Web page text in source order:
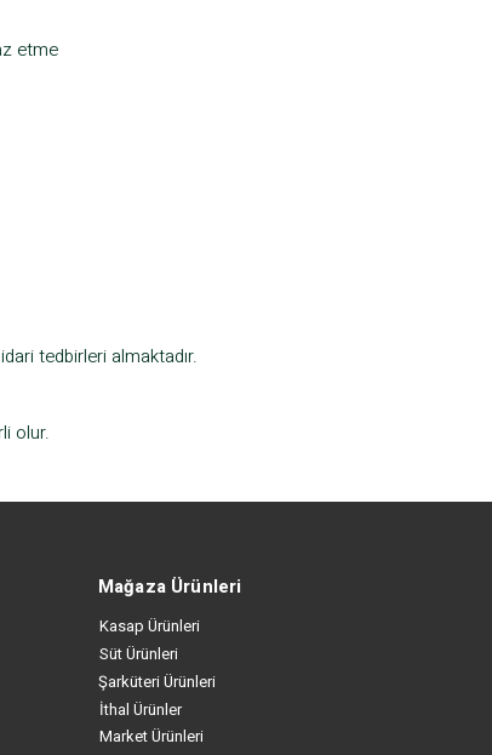
etme
tedbirleri almaktadır.
olur.
Mağaza Ürünleri
Kasap Ürünleri
Süt Ürünleri
Şarküteri Ürünleri
İthal Ürünler
Market Ürünleri